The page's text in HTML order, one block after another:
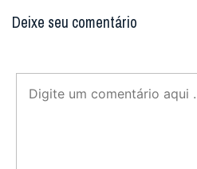
Deixe seu comentário